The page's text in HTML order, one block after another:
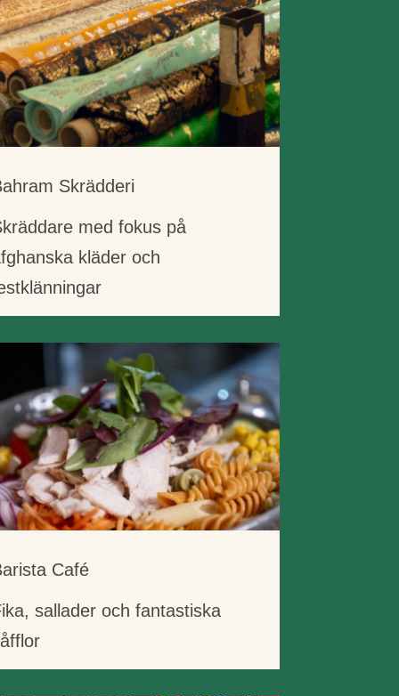
Skrädderi
med fokus på
kläder och
Café
sallader och fantastiska